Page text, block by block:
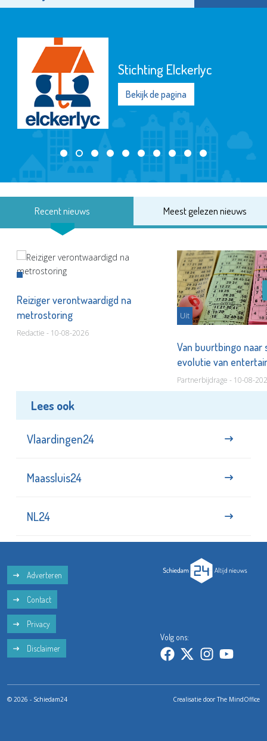
Stichting Elckerlyc
Bekijk de pagina
Recent nieuws Meest gelezen nieuws
Reiziger verontwaardigd na
metrostoring
Redactie - 10-08-2026
Uit
Van buurtbingo naar
evolutie van
Partnerbijdrage - 10-08-
Lees ook
Vlaardingen24
Maassluis24
NL24
Adverteren
Contact
Privacy
Disclaimer
Volg ons:
© 2026 - Schiedam24 Crealisatie doorThe MindOffice